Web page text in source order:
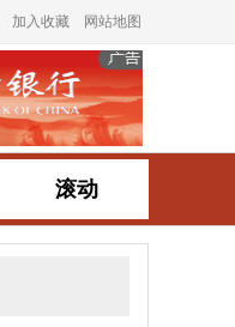
加入收藏 网站地图
滚动